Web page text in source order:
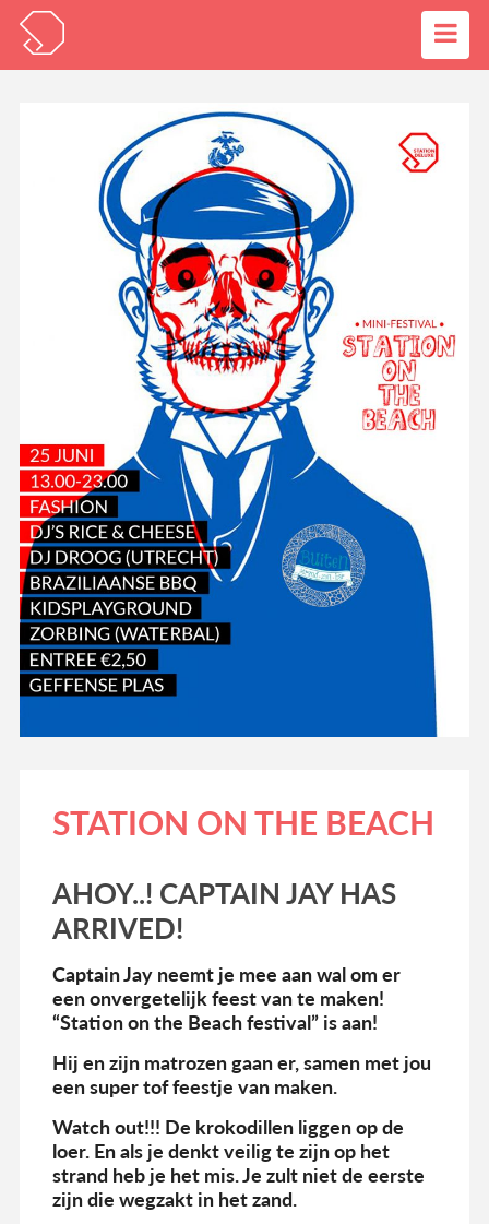
STATION ON THE BEACH
AHOY..! CAPTAIN JAY HAS
ARRIVED!
Captain Jay neemt je mee aan wal om er
een onvergetelijk feest van te maken!
“Station on the Beach festival” is aan!
Hij en zijn matrozen gaan er, samen met jou
een super tof feestje van maken.
Watch out!!! De krokodillen liggen op de
loer. En als je denkt veilig te zijn op het
strand heb je het mis. Je zult niet de eerste
zijn die wegzakt in het zand.